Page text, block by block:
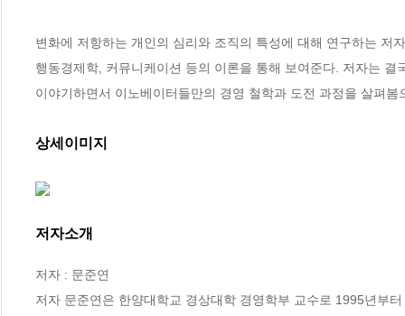
변화에 저항하는 개인의 심리와 조직의 특성에 대해 연구하는 저
행동경제학, 커뮤니케이션 등의 이론을 통해 보여준다. 저자는
이야기하면서 이노베이터들만의 경영 철학과 도전 과정을 살펴
상세이미지
저자소개
저자 : 문준연
저자 문준연은 한양대학교 경상대학 경영학부 교수로 1995년부